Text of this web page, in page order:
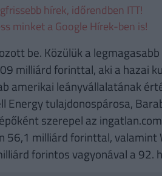
hírek, időrendben ITT!
minket a Google Hírek-ben is!
be. Közülük a
milliárd forinttal, aki a hazai
amerikai leányvállalatának
Energy tulajdonospárosa,
szerepel az
56,1 milliárd forinttal, valamint
forintos vagyonával a 92.